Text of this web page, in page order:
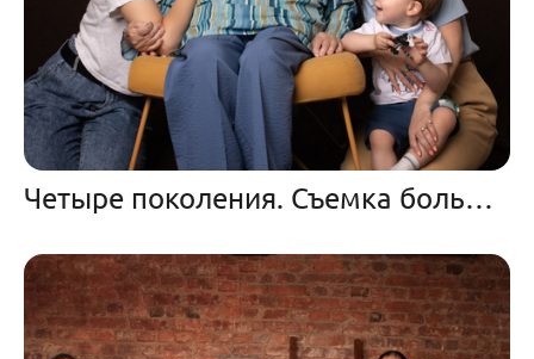
Четыре поколения. Съемка большой семьи